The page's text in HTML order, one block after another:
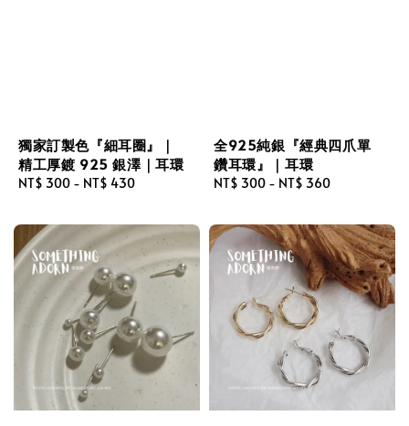
獨家訂製色『細耳圈』｜
精工厚鍍 925 銀澤｜耳環
Regular
NT$ 300 - NT$ 430
全925純銀『經典四爪單
鑽耳環』｜耳環
Regular
NT$ 300 - NT$ 360